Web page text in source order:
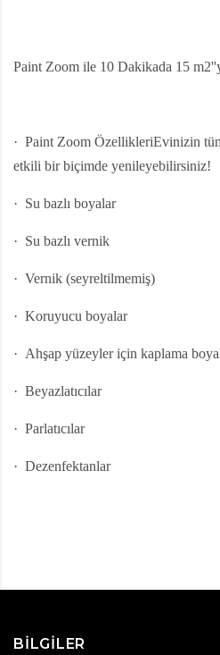
Paint Zoom ile 10 Dakikada 15
· Paint Zoom ÖzellikleriEvinizin
etkili bir biçimde yenileyebilirsiniz!
· Su bazlı boyalar
· Su bazlı vernik
· Vernik (seyreltilmemiş)
· Koruyucu boyalar
· Ahşap yüzeyler için kaplama
· Beyazlatıcılar
· Parlatıcılar
· Dezenfektanlar
BILGILER